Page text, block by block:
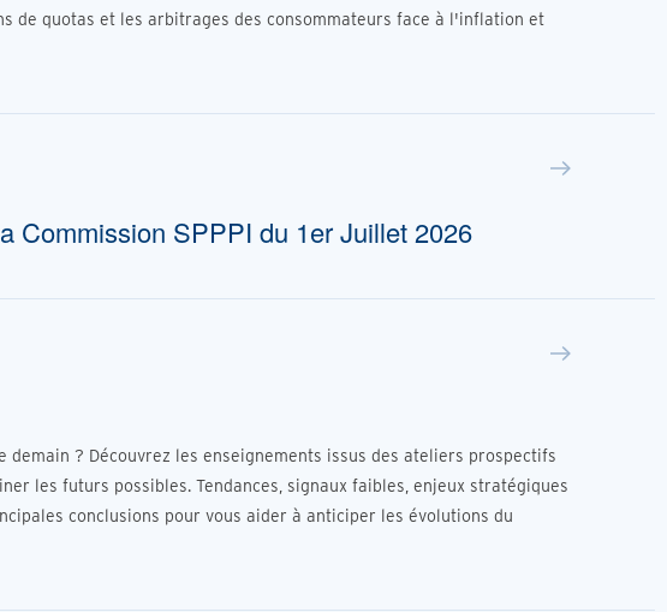
de quotas et les arbitrages des consommateurs face à l'inflation et
Commission SPPPI du 1er Juillet 2026
? Découvrez les enseignements issus des ateliers prospectifs
les futurs possibles. Tendances, signaux faibles, enjeux stratégiques
conclusions pour vous aider à anticiper les évolutions du